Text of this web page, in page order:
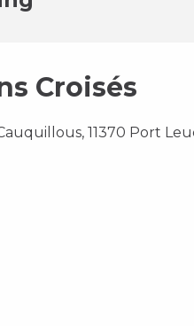
Croisés
11370 Port